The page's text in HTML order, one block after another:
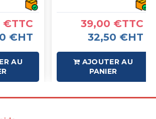
€TTC
€HT
AU
39,00 €TTC
32,50 €HT
AJOUTER AU
PANIER